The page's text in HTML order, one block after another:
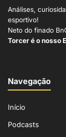
Análises,
esportivo!
Neto do finado
Torcer é o nosso
Navegação
Início
Podcasts